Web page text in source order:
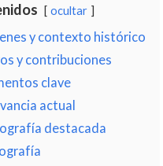
ocultar
y contexto histórico
y contribuciones
clave
actual
destacada